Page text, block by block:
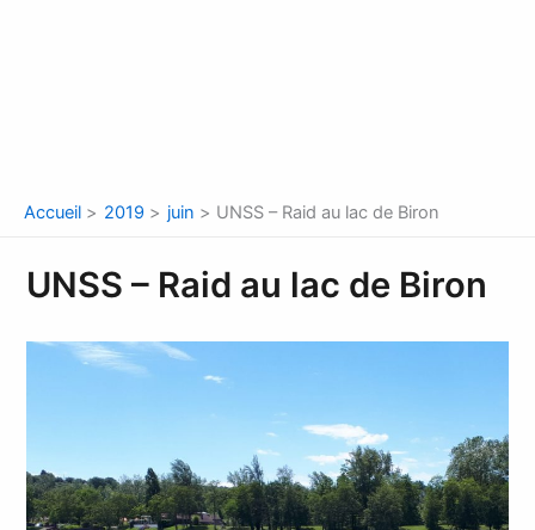
Accueil 2019 juin UNSS – Raid au lac de Biron
UNSS – Raid au lac de Biron